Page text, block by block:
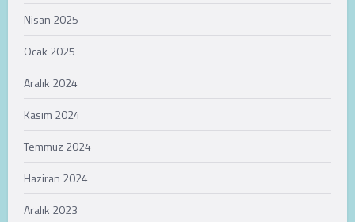
Nisan 2025
Ocak 2025
Aralık 2024
Kasım 2024
Temmuz 2024
Haziran 2024
Aralık 2023